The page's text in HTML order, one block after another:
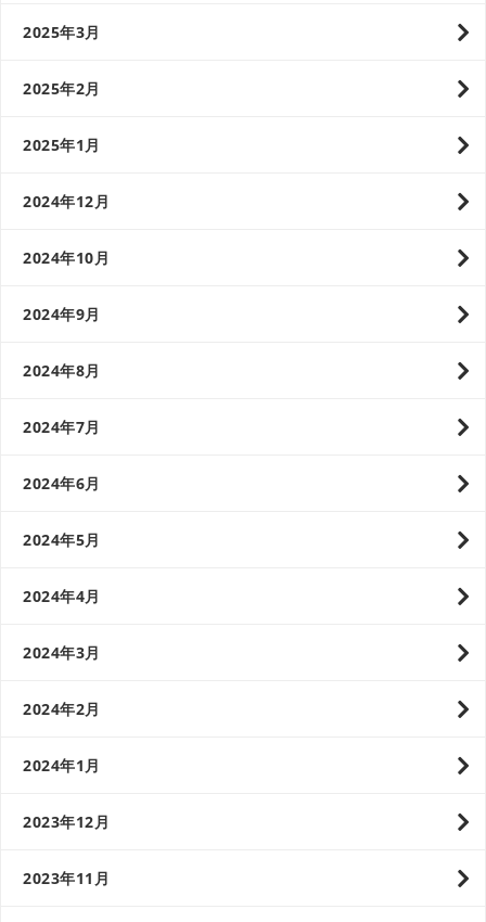
2025年3月
2025年2月
2025年1月
2024年12月
2024年10月
2024年9月
2024年8月
2024年7月
2024年6月
2024年5月
2024年4月
2024年3月
2024年2月
2024年1月
2023年12月
2023年11月